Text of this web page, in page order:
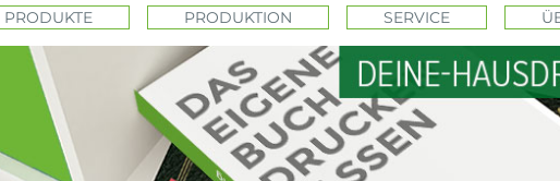
PRODUKTE PRODUKTION SERVICE